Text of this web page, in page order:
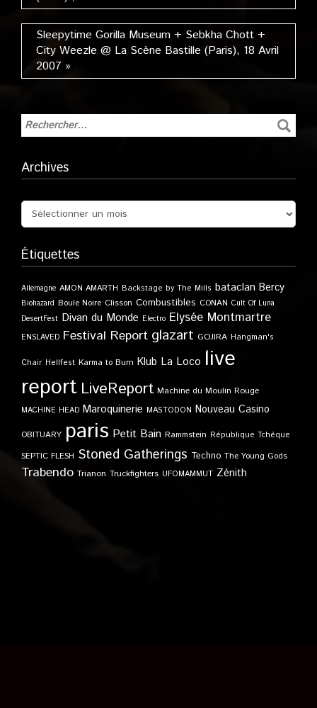
Sleepytime Gorilla Museum + Sebkha Chott +
City Weezle @ La Scène Bastille (Paris), 18 Avril
2007 »
Archives
Étiquettes
Allemagne AMON AMARTH Backstage by The Mills bataclan Bercy
Biohazard Boule Noire Clisson Combustibles CONAN Cult Of Luna
DesertFest Divan du Monde Electro Elysée Montmartre
ENSLAVED Festival Report glazart GOJIRA Hangman's
Chair Hellfest Karma to Burn Klub La Loco live
report LiveReport Machine du Moulin Rouge
MACHINE HEAD Maroquinerie MASTODON Nouveau Casino
OBITUARY paris Petit Bain Rammstein République Tchèque
SEPTIC FLESH Stoned Gatherings Techno The Young Gods
Trabendo Trianon Truckfighters UFOMAMMUT Zénith